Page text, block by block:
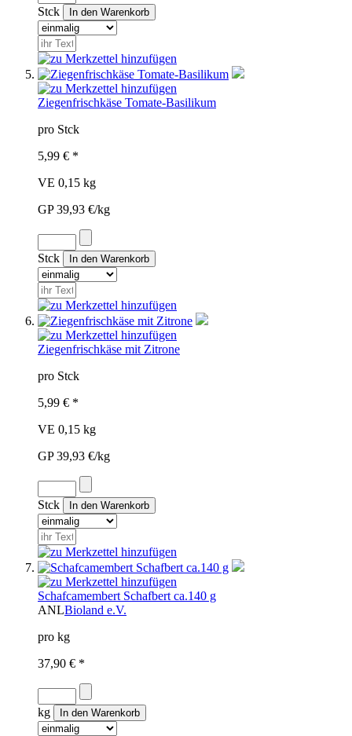
Stck
Ziegenfrischkäse Tomate-Basilikum
pro Stck
5,99 € *
VE 0,15 kg
GP 39,93 €/kg
Stck
Ziegenfrischkäse mit Zitrone
pro Stck
5,99 € *
VE 0,15 kg
GP 39,93 €/kg
Stck
Schafcamembert Schafbert ca.140 g
ANLBioland e.V.
pro kg
37,90 € *
kg